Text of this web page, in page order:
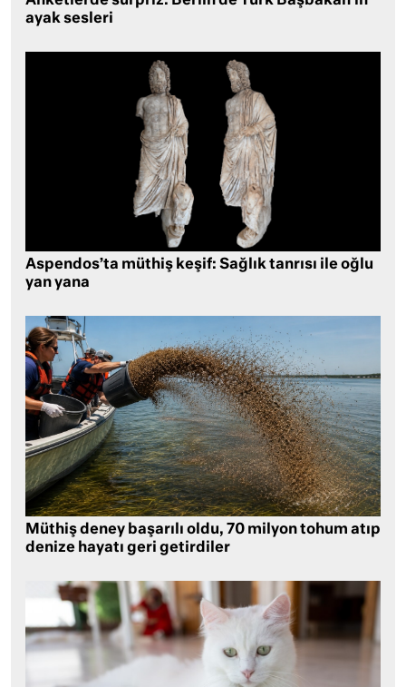
ayak sesleri
Aspendos’ta müthiş keşif: Sağlık tanrısı ile oğlu
yan yana
Müthiş deney başarılı oldu, 70 milyon tohum atıp
denize hayatı geri getirdiler